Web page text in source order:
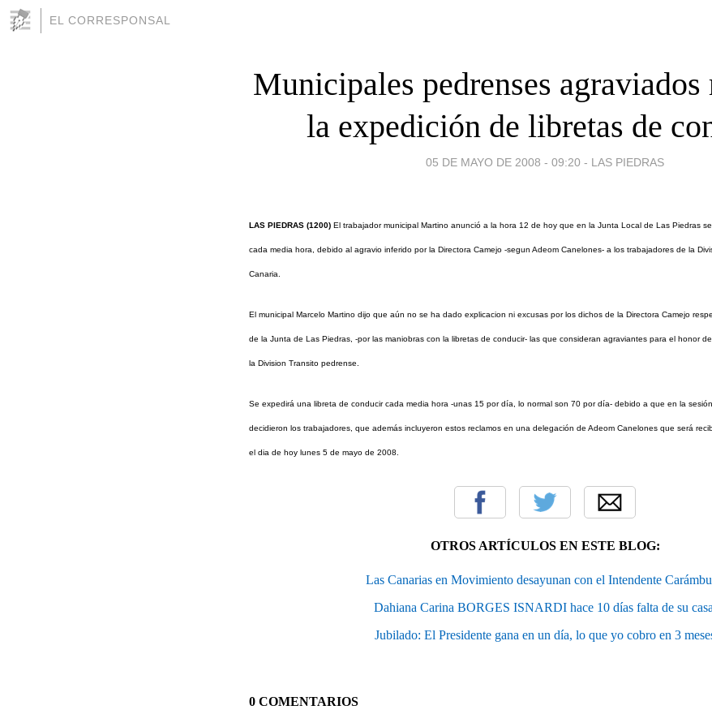
EL CORRESPONSAL
Municipales pedrenses agraviados
la expedición de libretas de
05 DE MAYO DE 2008 - 09:20 - LAS PIEDRAS
LAS PIEDRAS (1200) El trabajador municipal Martino anunció a la hora 12 de hoy que en la Junta Local de Las Piedras
cada media hora, debido al agravio inferido por la Directora Camejo -segun Adeom Canelones- a los trabajadores de la
Canaria.
El municipal Marcelo Martino dijo que aún no se ha dado explicacion ni excusas por los dichos de la Directora Camejo
de la Junta de Las Piedras, -por las maniobras con la libretas de conducir- las que consideran agraviantes para el honor
la Division Transito pedrense.
Se expedirá una libreta de conducir cada media hora -unas 15 por día, lo normal son 70 por día- debido a que en la
decidieron los trabajadores, que además incluyeron estos reclamos en una delegación de Adeom Canelones que será
el dia de hoy lunes 5 de mayo de 2008.
OTROS ARTÍCULOS EN ESTE BLOG:
Las Canarias en Movimiento desayunan con el Intendente
Dahiana Carina BORGES ISNARDI hace 10 días falta de su
Jubilado: El Presidente gana en un día, lo que yo cobro en 3
0 COMENTARIOS